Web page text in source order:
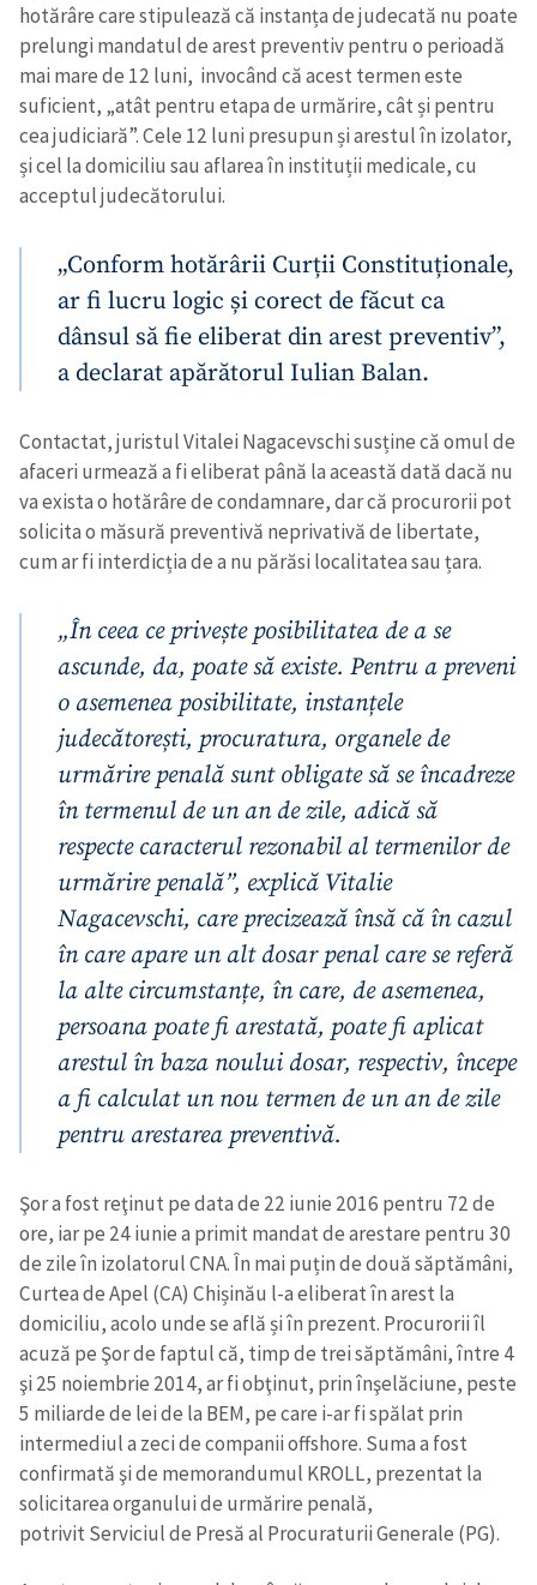
hotărâre care stipulează că instanța de judecată nu poate
prelungi mandatul de arest preventiv pentru o perioadă
mai mare de 12 luni, invocând că acest termen este
suficient, „atât pentru etapa de urmărire, cât și pentru
cea judiciară”. Cele 12 luni presupun și arestul în izolator,
și cel la domiciliu sau aflarea în instituții medicale, cu
acceptul judecătorului.
„Conform hotărârii Curții Constituționale,
ar fi lucru logic și corect de făcut ca
dânsul să fie eliberat din arest preventiv”,
a declarat apărătorul Iulian Balan.
Contactat, juristul Vitalei Nagacevschi susține că omul de
afaceri urmează a fi eliberat până la această dată dacă nu
va exista o hotărâre de condamnare, dar că procurorii pot
solicita o măsură preventivă neprivativă de libertate,
cum ar fi interdicția de a nu părăsi localitatea sau țara.
„În ceea ce privește posibilitatea de a se
ascunde, da, poate să existe. Pentru a preveni
o asemenea posibilitate, instanțele
judecătorești, procuratura, organele de
urmărire penală sunt obligate să se încadreze
în termenul de un an de zile, adică să
respecte caracterul rezonabil al termenilor de
urmărire penală”, explică Vitalie
Nagacevschi, care precizează însă că în cazul
în care apare un alt dosar penal care se referă
la alte circumstanțe, în care, de asemenea,
persoana poate fi arestată, poate fi aplicat
arestul în baza noului dosar, respectiv, începe
a fi calculat un nou termen de un an de zile
pentru arestarea preventivă.
Şor a fost reţinut pe data de 22 iunie 2016 pentru 72 de
ore, iar pe 24 iunie a primit mandat de arestare pentru 30
de zile în izolatorul CNA. În mai puțin de două săptămâni,
Curtea de Apel (CA) Chișinău l-a eliberat în arest la
domiciliu, acolo unde se află și în prezent. Procurorii îl
acuză pe Şor de faptul că, timp de trei săptămâni, între 4
şi 25 noiembrie 2014, ar fi obţinut, prin înşelăciune, peste
5 miliarde de lei de la BEM, pe care i-ar fi spălat prin
intermediul a zeci de companii offshore. Suma a fost
confirmată şi de memorandumul KROLL, prezentat la
solicitarea organului de urmărire penală,
potrivit Serviciul de Presă al Procuraturii Generale (PG).